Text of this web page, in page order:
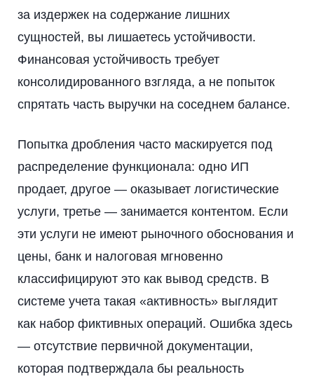
за издержек на содержание лишних
сущностей, вы лишаетесь устойчивости.
Финансовая устойчивость требует
консолидированного взгляда, а не попыток
спрятать часть выручки на соседнем балансе.
Попытка дробления часто маскируется под
распределение функционала: одно ИП
продает, другое — оказывает логистические
услуги, третье — занимается контентом. Если
эти услуги не имеют рыночного обоснования и
цены, банк и налоговая мгновенно
классифицируют это как вывод средств. В
системе учета такая «активность» выглядит
как набор фиктивных операций. Ошибка здесь
— отсутствие первичной документации,
которая подтверждала бы реальность